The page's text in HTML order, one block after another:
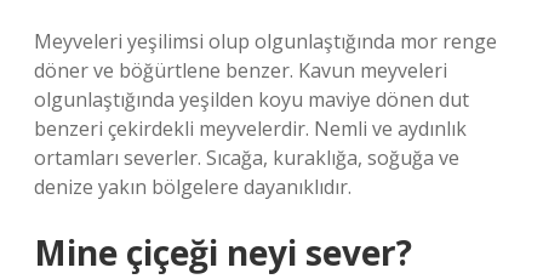
Meyveleri yeşilimsi olup olgunlaştığında mor renge
döner ve böğürtlene benzer. Kavun meyveleri
olgunlaştığında yeşilden koyu maviye dönen dut
benzeri çekirdekli meyvelerdir. Nemli ve aydınlık
ortamları severler. Sıcağa, kuraklığa, soğuğa ve
denize yakın bölgelere dayanıklıdır.
Mine çiçeği neyi sever?